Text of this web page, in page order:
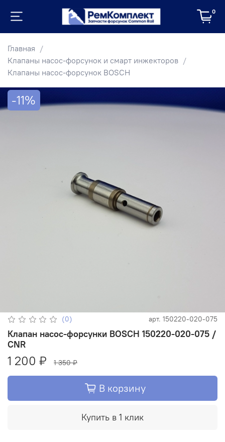
0
Главная
Клапаны насос-форсунок и смарт инжекторов
Клапаны насос-форсунок BOSCH
-11%
(0) арт. 150220-020-075
Клапан насос-форсунки BOSCH 150220-020-075 /
CNR
1 200 ₽ 1 350 ₽
В корзину
Купить в 1 клик